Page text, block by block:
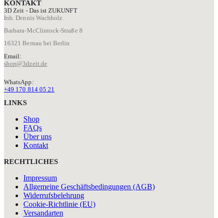
Produktseite
gewählt
KONTAKT
3D Zeit - Das ist ZUKUNFT
Inh. Dennis Wachholz
Barbara-McClintock-Straße 8
16321 Bernau bei Berlin
Email:
shop@3dzeit.de
WhatsApp:
+49 170 814 05 21
LINKS
Shop
FAQs
Über uns
Kontakt
RECHTLICHES
Impressum
Allgemeine Geschäftsbedingungen (AGB)
Widerrufsbelehrung
Cookie-Richtlinie (EU)
Versandarten